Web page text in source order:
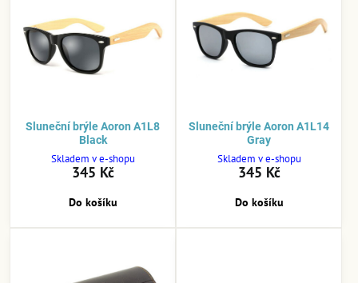
Sluneční brýle Aoron A1L8
Black
Skladem v e-shopu
345 Kč
Do košíku
Sluneční brýle Aoron A1L14
Gray
Skladem v e-shopu
345 Kč
Do košíku